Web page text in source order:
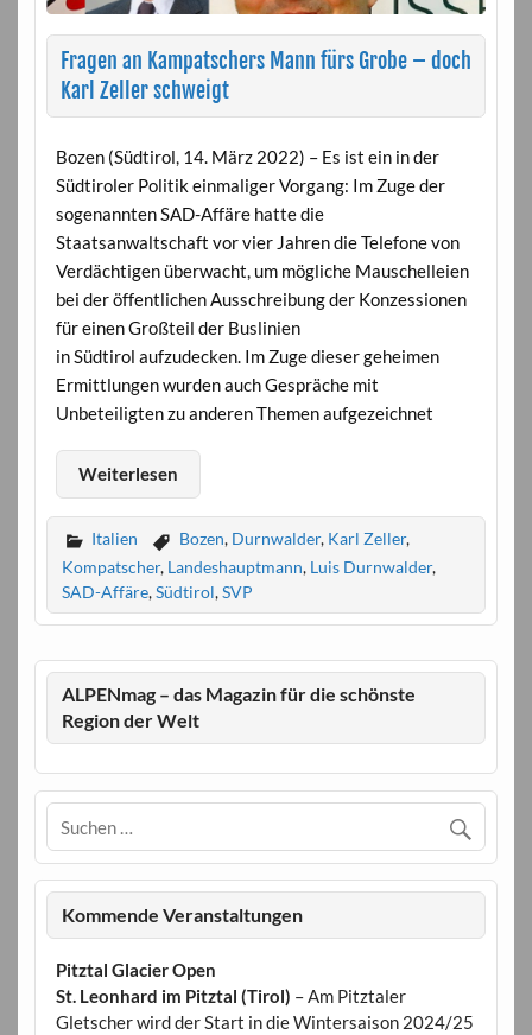
Fragen an Kampatschers Mann fürs Grobe – doch
Karl Zeller schweigt
Bozen (Südtirol, 14. März 2022) – Es ist ein in der
Südtiroler Politik einmaliger Vorgang: Im Zuge der
sogenannten SAD-Affäre hatte die
Staatsanwaltschaft vor vier Jahren die Telefone von
Verdächtigen überwacht, um mögliche Mauschelleien
bei der öffentlichen Ausschreibung der Konzessionen
für einen Großteil der Buslinien
in Südtirol aufzudecken. Im Zuge dieser geheimen
Ermittlungen wurden auch Gespräche mit
Unbeteiligten zu anderen Themen aufgezeichnet
Weiterlesen
Italien Bozen, Durnwalder, Karl Zeller,
Kompatscher, Landeshauptmann, Luis Durnwalder,
SAD-Affäre,Südtirol,SVP
ALPENmag – das Magazin für die schönste
Region der Welt
Kommende Veranstaltungen
Pitztal Glacier Open
St. Leonhard im Pitztal (Tirol) – Am Pitztaler
Gletscher wird der Start in die Wintersaison 2024/25